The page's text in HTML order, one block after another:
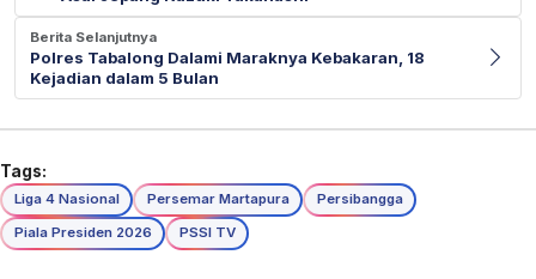
Berita Selanjutnya
Polres Tabalong Dalami Maraknya Kebakaran, 18
Kejadian dalam 5 Bulan
Tags:
Liga 4 Nasional Persemar Martapura
Persibangga
Piala Presiden 2026
PSSI TV